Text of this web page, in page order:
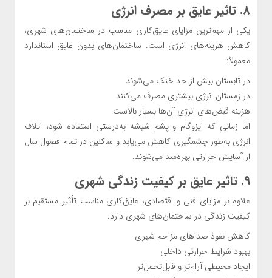
۸. تاثیر عایق بر مصرف انرژی
یکی از مهم‌ترین مزایای عایق‌کاری مناسب در ساختمان‌های شهری،
کاهش هزینه‌های انرژی است. ساختمان‌های بدون عایق استاندارد
معمولاً:
در تابستان بیش از حد خنک می‌شوند
در زمستان انرژی بیشتری مصرف می‌کنند
هزینه قبض‌های انرژی آن‌ها بسیار بالاست
اما زمانی که ایزوگام و پشم شیشه به‌درستی استفاده شود، اتلاف
انرژی به‌طور چشمگیری کاهش می‌یابد و ساکنین در تمام فصول سال
از آسایش حرارتی بهره‌مند می‌شوند.
۹. تاثیر عایق بر کیفیت زندگی شهری
علاوه بر مزایای فنی و اقتصادی، عایق‌کاری مناسب تأثیر مستقیم بر
کیفیت زندگی در ساختمان‌های شهری دارد:
کاهش نفوذ صداهای مزاحم شهری
بهبود شرایط حرارتی داخلی
ایجاد محیطی آرام‌تر و قابل‌تحمل‌تر